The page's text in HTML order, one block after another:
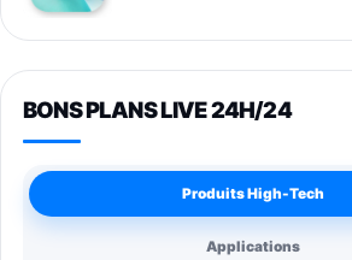
BONS PLANS LIVE 24H/24
Produits High-Tech
Applications